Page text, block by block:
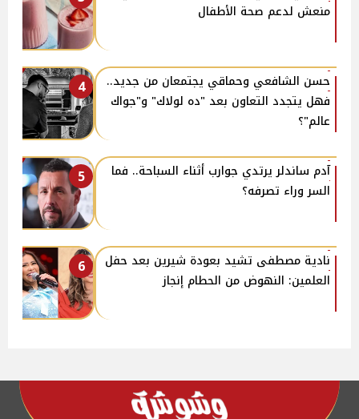
منعش لدعم صحة الأطفال
4
حسن الشافعي وحماقي يجتمعان من جديد..
فهل يتجدد التعاون بعد "ده لولاك" و"جواك
عالم"؟
5
آدم ساندلر يرتدي جوارب أثناء السباحة.. فما
السر وراء تصرفه؟
6
نادية مصطفى تشيد بعودة شيرين بعد حفل
العلمين: النهوض من الحطام إنجاز